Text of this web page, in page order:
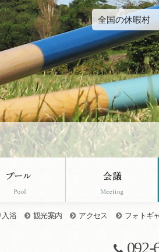
全国の休暇村
入浴 観光案内 アクセス フォトギ
092-